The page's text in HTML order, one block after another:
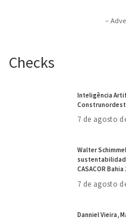
–
Checks
Inteligência
7 de agosto
Walter
CASACOR Bahia
7 de agosto
Danniel Vieira,